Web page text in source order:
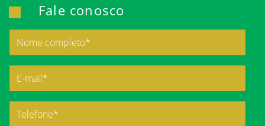
Fale conosco